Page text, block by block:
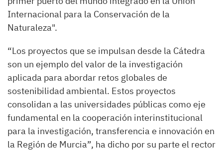
Internacional para la Conservación de la
Naturaleza".
“Los proyectos que se impulsan desde la Cátedra
son un ejemplo del valor de la investigación
aplicada para abordar retos globales de
sostenibilidad ambiental. Estos proyectos
consolidan a las universidades públicas como eje
fundamental en la cooperación interinstitucional
para la investigación, transferencia e innovación en
la Región de Murcia”, ha dicho por su parte el rector